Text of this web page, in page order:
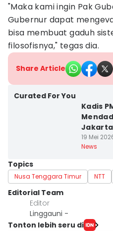
"Maka kami ingin Pak
Gubernur dapat
bisa membuat gaduh
filosofisnya," tegas dia.
Share Article
Curated For You
Kadis
Jakarta
19 Mei
News
Topics
Nusa Tenggara Timur NTT
Editorial Team
Editor
Linggauni -
Tonton lebih seru di